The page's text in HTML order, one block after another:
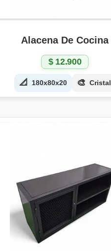
Alacena De Cocina
📐 180x80x20 🎨 Cristal
$12.900